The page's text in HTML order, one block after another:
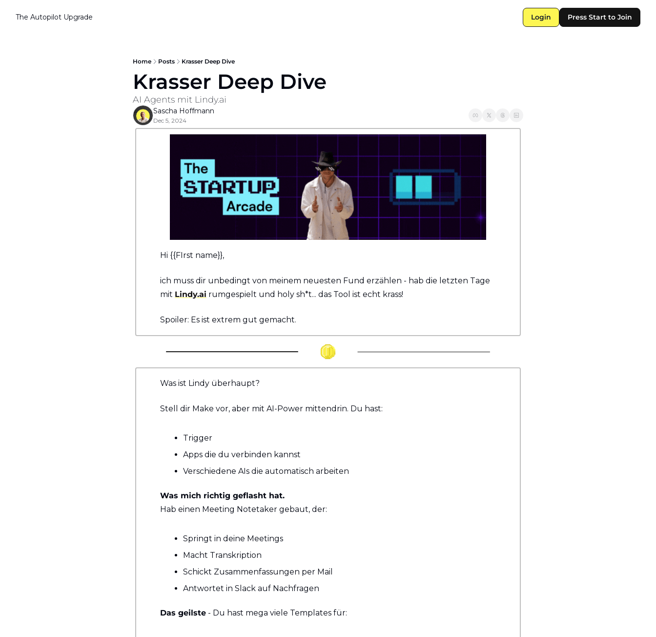
The Autopilot Upgrade Login Press Start to Join
Home Posts Krasser Deep Dive
Krasser Deep Dive
AI Agents mit Lindy.ai
Sascha Hoffmann
Dec 5, 2024
Hi {{FIrst name}},
ich muss dir unbedingt von meinem neuesten Fund erzählen - hab die letzten Tage
mit Lindy.ai rumgespielt und holy sh*t... das Tool ist echt krass!
Spoiler: Es ist extrem gut gemacht.
Was ist Lindy überhaupt?
Stell dir Make vor, aber mit AI-Power mittendrin. Du hast:
Trigger
Apps die du verbinden kannst
Verschiedene AIs die automatisch arbeiten
Was mich richtig geflasht hat.
Hab einen Meeting Notetaker gebaut, der:
Springt in deine Meetings
Macht Transkription
Schickt Zusammenfassungen per Mail
Antwortet in Slack auf Nachfragen
Das geilste - Du hast mega viele Templates für: